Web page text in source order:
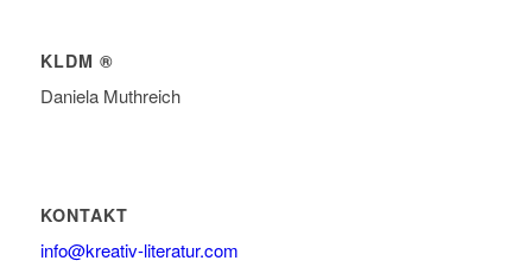
KLDM ®
Daniela Muthreich
KONTAKT
info@kreativ-literatur.com